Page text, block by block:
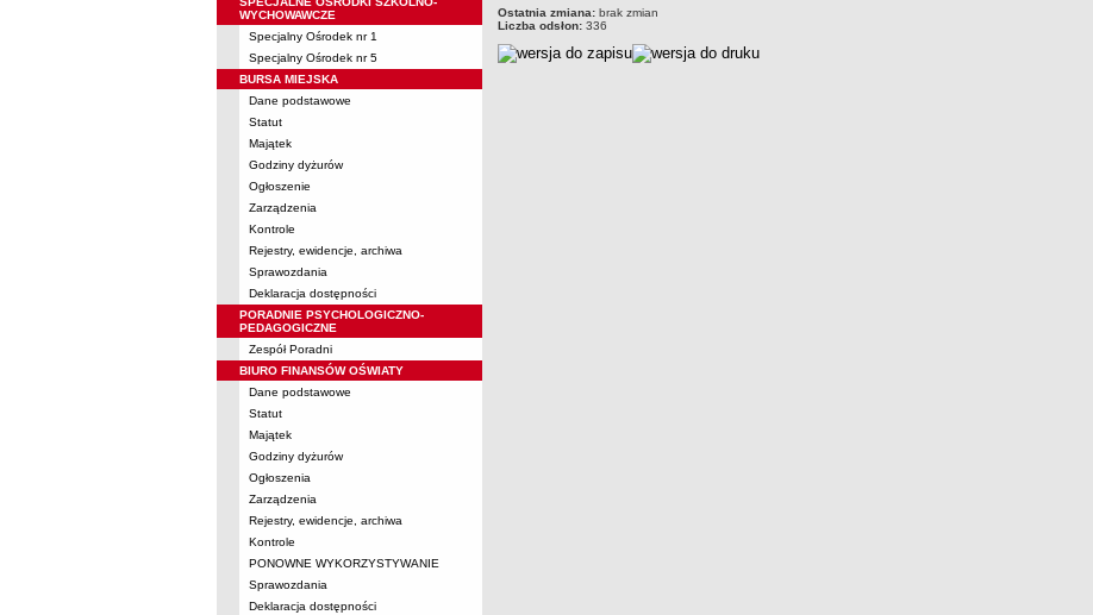
WYCHOWAWCZE
Specjalny Ośrodek nr 1
Specjalny Ośrodek nr 5
BURSA MIEJSKA
Dane podstawowe
Statut
Majątek
Godziny dyżurów
Ogłoszenie
Zarządzenia
Kontrole
Rejestry, ewidencje, archiwa
Sprawozdania
Deklaracja dostępności
PORADNIE PSYCHOLOGICZNO-
PEDAGOGICZNE
Zespół Poradni
BIURO FINANSÓW OŚWIATY
Dane podstawowe
Statut
Majątek
Godziny dyżurów
Ogłoszenia
Zarządzenia
Rejestry, ewidencje, archiwa
Kontrole
PONOWNE WYKORZYSTYWANIE
Sprawozdania
Deklaracja dostępności
Ostatnia zmiana: brak zmian
Liczba odsłon: 336